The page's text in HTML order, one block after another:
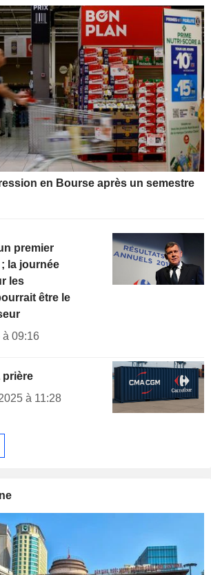
en Bourse après un semestre
premier
la journée
les
être le
à 09:16
prière
à 11:28